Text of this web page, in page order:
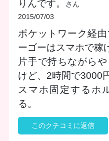
りんです。
さん
2015/07/03
ポケットワーク経
ーゴーはスマホで稼
片手で持ちながら
けど、2時間で3000
スマホ固定するホ
る。
このクチコミに返信